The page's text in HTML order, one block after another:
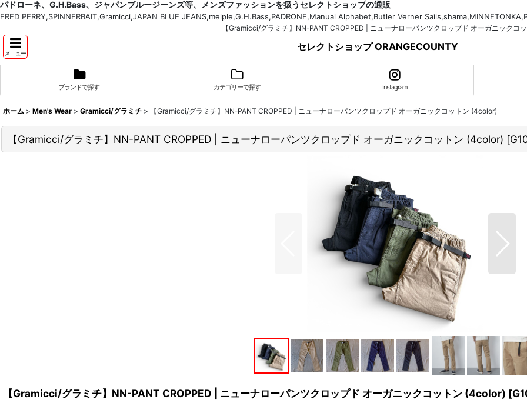
パドローネ、G.H.Bass、ジャパンブルージーンズ等、メンズファッションを扱うセレクトショップの通販
FRED PERRY,SPINNERBAIT,Gramicci,JAPAN BLUE JEANS,melple,G.H.Bass,PADRONE,Manual Alphabet,Butler Verner
【Gramicci/グラミチ】NN-PANT CROPPED | ニューナローパンツクロップド オーガニックコ
メニュー
セレクトショップ ORANGECOUNTY
ブランドで探す カテゴリーで探す Instagram
ホーム > Men's Wear > Gramicci/グラミチ > 【Gramicci/グラミチ】NN-PANT CROPPED | ニューナローパンツクロップド オーガニックコットン (4color)
【Gramicci/グラミチ】NN-PANT CROPPED | ニューナローパンツクロップド オーガニックコットン (4color) [
【Gramicci/グラミチ】NN-PANT CROPPED | ニューナローパンツクロップド オーガニックコットン (4color) [